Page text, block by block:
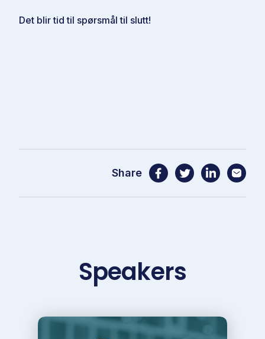
Det blir tid til spørsmål til slutt!
Share
Speakers